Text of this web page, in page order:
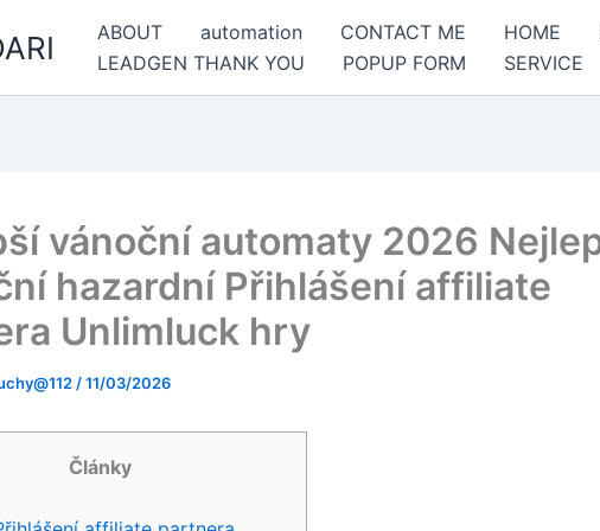
ABOUT automation CONTACT ME HOME
LEADGEN THANK YOU
POPUP FORM SERVICE
vánoční automaty 2026
hazardní Přihlášení affiliate
Unlimluck hry
/11/03/2026
Články